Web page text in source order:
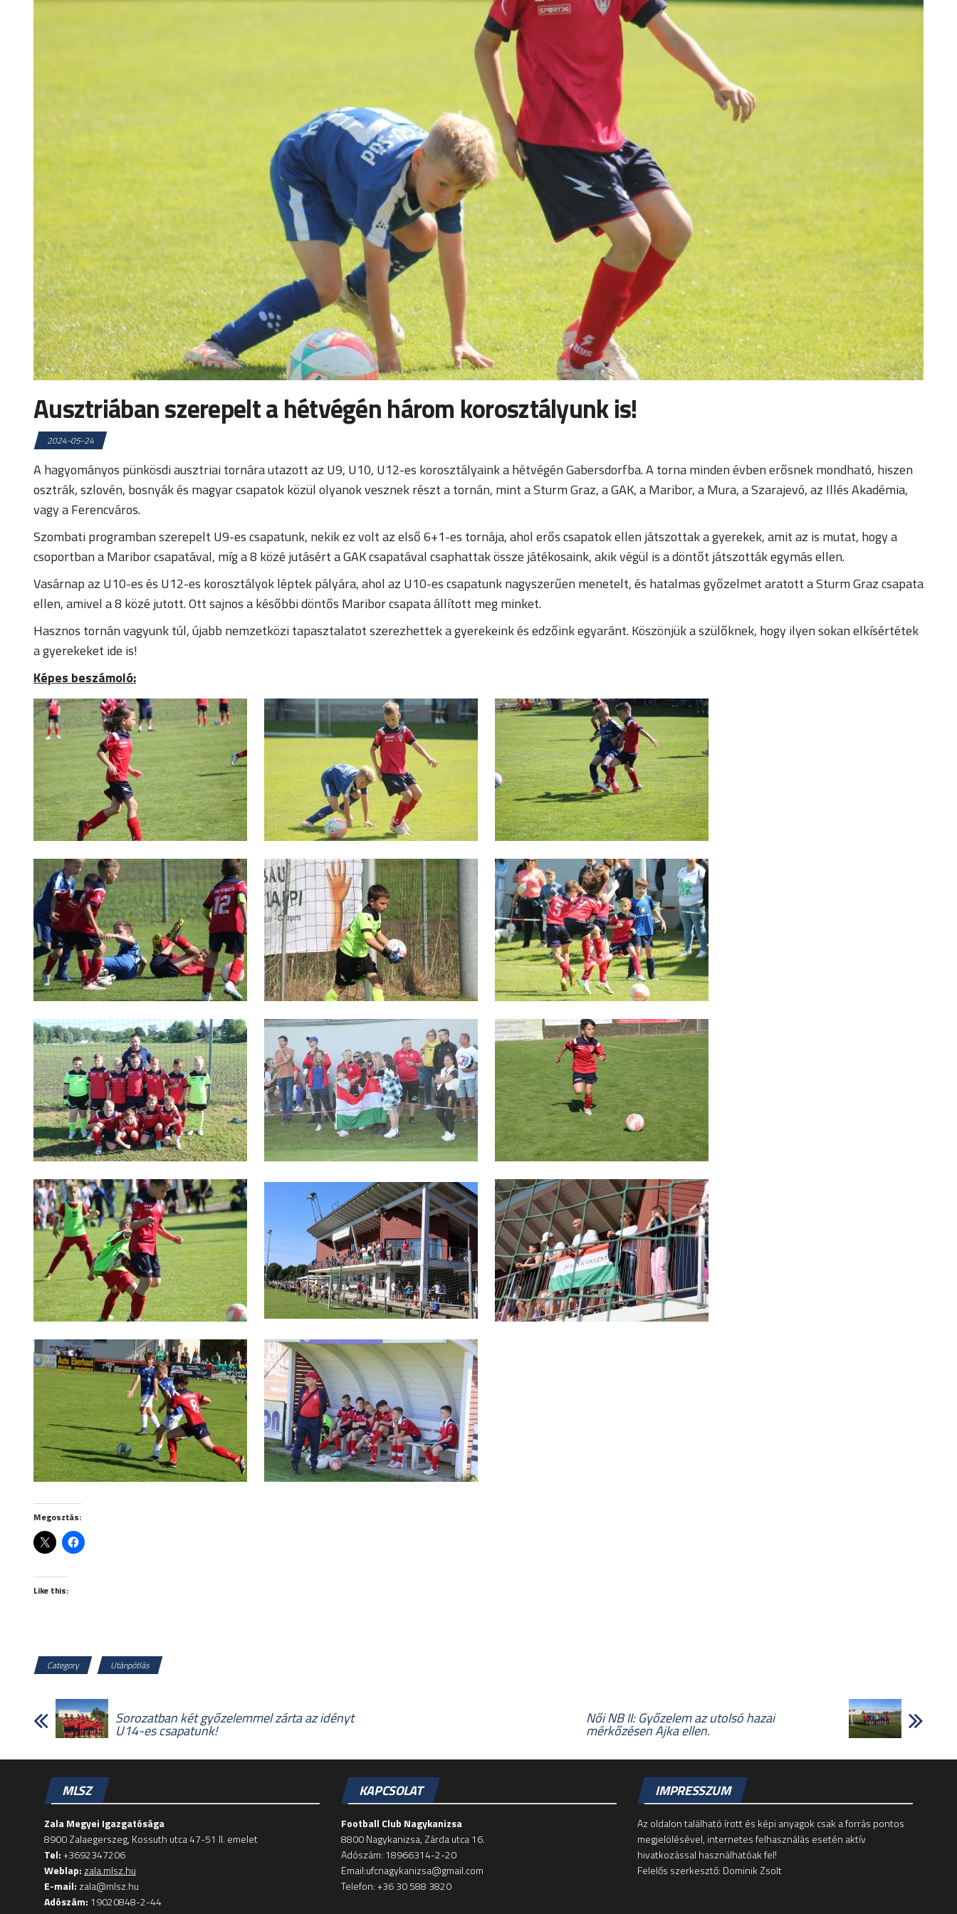
Ausztriában szerepelt a hétvégén három korosztályunk is!
2024-05-24
A hagyományos pünkösdi ausztriai tornára utazott az U9, U10, U12-es korosztályaink a hétvégén Gabersdorfba. A torna minden évben erősnek mondható, hiszen
osztrák, szlovén, bosnyák és magyar csapatok közül olyanok vesznek részt a tornán, mint a Sturm Graz, a GAK, a Maribor, a Mura, a Szarajevó, az Illés Akadémia,
vagy a Ferencváros.
Szombati programban szerepelt U9-es csapatunk, nekik ez volt az első 6+1-es tornája, ahol erős csapatok ellen játszottak a gyerekek, amit az is mutat, hogy a
csoportban a Maribor csapatával, míg a 8 közé jutásért a GAK csapatával csaphattak össze játékosaink, akik végül is a döntőt játszották egymás ellen.
Vasárnap az U10-es és U12-es korosztályok léptek pályára, ahol az U10-es csapatunk nagyszerűen menetelt, és hatalmas győzelmet aratott a Sturm Graz csapata
ellen, amivel a 8 közé jutott. Ott sajnos a későbbi döntős Maribor csapata állított meg minket.
Hasznos tornán vagyunk túl, újabb nemzetközi tapasztalatot szerezhettek a gyerekeink és edzőink egyaránt. Köszönjük a szülőknek, hogy ilyen sokan elkísértétek
a gyerekeket ide is!
Képes beszámoló:
Megosztás:
Like this:
Category Utánpótlás
Sorozatban két győzelemmel zárta az idényt
U14-es csapatunk!
Női NB II: Győzelem az utolsó hazai
mérkőzésen Ajka ellen.
MLSZ
Zala Megyei Igazgatósága
8900 Zalaegerszeg, Kossuth utca 47-51 II. emelet
Tel:+3692347206
Weblap: zala.mlsz.hu
E-mail: zala@mlsz.hu
Adószám: 19020848-2-44
KAPCSOLAT
Football Club Nagykanizsa
8800 Nagykanizsa, Zárda utca 16.
Adószám: 18966314-2-20
Email:ufcnagykanizsa@gmail.com
Telefon: +36 30 588 3820
IMPRESSZUM
Az oldalon található írott és képi anyagok csak a forrás pontos
megjelölésével, internetes felhasználás esetén aktív
hivatkozással használhatóak fel!
Felelős szerkesztő: Dominik Zsolt